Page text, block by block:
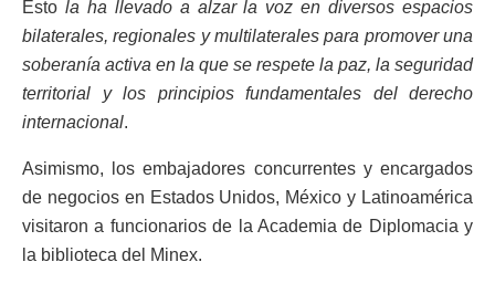
Esto la ha llevado a alzar la voz en diversos espacios
bilaterales, regionales y multilaterales para promover una
soberanía activa en la que se respete la paz, la seguridad
territorial y los principios fundamentales del derecho
internacional.
Asimismo, los embajadores concurrentes y encargados
de negocios en Estados Unidos, México y Latinoamérica
visitaron a funcionarios de la Academia de Diplomacia y
la biblioteca del Minex.